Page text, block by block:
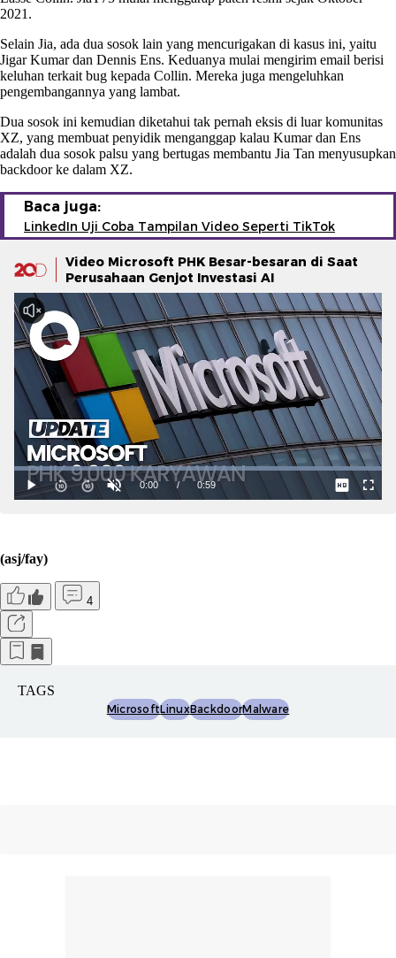
2021.
Selain Jia, ada dua sosok lain yang mencurigakan di kasus ini, yaitu
Jigar Kumar dan Dennis Ens. Keduanya mulai mengirim email berisi
keluhan terkait bug kepada Collin. Mereka juga mengeluhkan
pengembangannya yang lambat.
Dua sosok ini kemudian diketahui tak pernah eksis di luar komunitas
XZ, yang membuat penyidik menganggap kalau Kumar dan Ens
adalah dua sosok palsu yang bertugas membantu Jia Tan menyusupkan
backdoor ke dalam XZ.
Baca juga:
LinkedIn Uji Coba Tampilan Video Seperti TikTok
Video Microsoft PHK Besar-besaran di Saat
Perusahaan Genjot Investasi AI
(asj/fay)
4
TAGS
MicrosoftLinuxBackdoorMalware